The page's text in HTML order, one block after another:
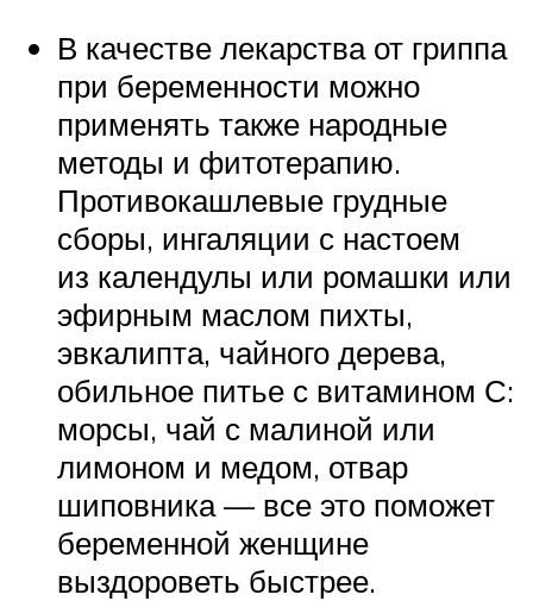
В качестве лекарства от гриппа
при беременности можно
применять также народные
методы и фитотерапию.
Противокашлевые грудные
сборы, ингаляции с настоем
из календулы или ромашки или
эфирным маслом пихты,
эвкалипта, чайного дерева,
обильное питье с витамином С:
морсы, чай с малиной или
лимоном и медом, отвар
шиповника — все это поможет
беременной женщине
выздороветь быстрее.